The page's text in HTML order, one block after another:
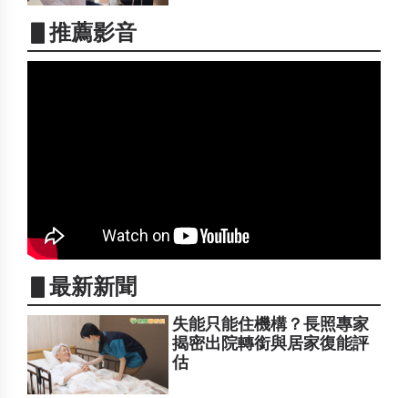
▋推薦影音
▋最新新聞
失能只能住機構？長照專家
揭密出院轉銜與居家復能評
估